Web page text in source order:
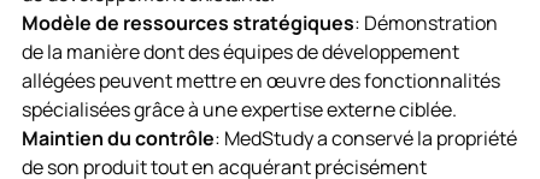
Modèle de ressources stratégiques: Démonstration
de la manière dont des équipes de développement
allégées peuvent mettre en œuvre des fonctionnalités
spécialisées grâce à une expertise externe ciblée.
Maintien du contrôle: MedStudy a conservé la propriété
de son produit tout en acquérant précisément